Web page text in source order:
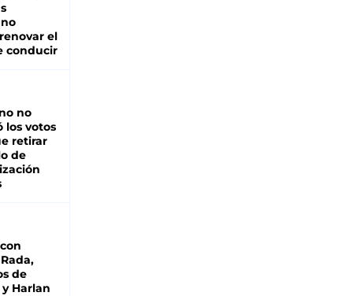
el
conducir
no
los votos
retirar
de
de
Harlan